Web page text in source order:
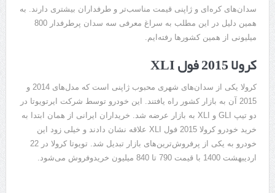
سدان‌های کره‌ای و ژاپنی قیمت مناسب‌تر و طرفداران بیشتری دارند. به
همین دلیل در این مطلب به سراغ معرفی سه سدان پرطرفدار 800
میلیونی از همین کشورها رفته‌ایم.
کرولا 2015 فول XLI
کرولا یکی از سدان‌های شهری محبوب ژاپنی است که مدل‌های 2014 و
2015 آن به بازار کشور راه یافتند. این خودرو توسط شرکت ایرتویوتا در
دو تیپ GLI و XLI به بازار عرضه شد. خریداران ایرانی از همان ابتدا به
خرید خودرو کرولا 2015 فول XLI علاقه نشان دادند و خیلی زود این
خودرو به یکی از پرفروش‌ترین‌های بازار تبدیل شد. تویوتا کرولا در 22
اردیبهشت 1400 با قیمت 790 تا 840 میلیون خریدوفروش می‌شود.